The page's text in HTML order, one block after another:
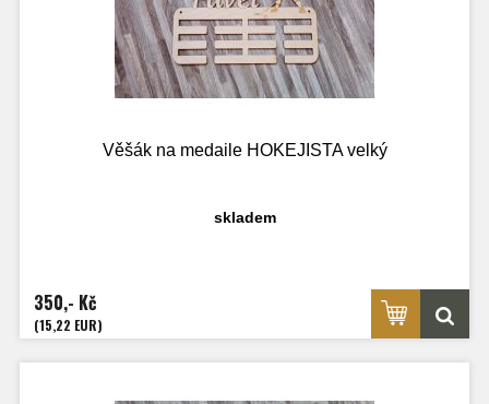
Věšák na medaile HOKEJISTA velký
skladem
350,- Kč
(15,22 EUR)